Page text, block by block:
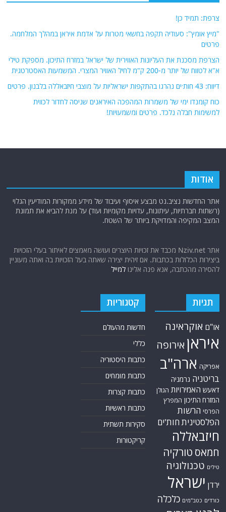
צרפת: תמיד כן!
"מיץ אומץ": סעודיה תקפה בחשאי מטרות על אדמת איראן במהלך המלחמה.
פרטים
הצרפת מסכנת את העליונות האווירית של ישראל במזרח התיכון. מספקת טילי
א"א לטווח של יותר מ-200 ק"מ לחיל האוויר המצרי. המשמעות האסטרטגית
דיווח: 43 חות׳ים נהרגו בהתקפות ישראליות על מוצבי חיזבאללה בלבנון. פרטים
כוח קומנדו ימי של משמרות המהפכה האיראנים שניסה לחדור לכווית
למשימות חבלה נלכד. פרטים ומשמעויות!
אודות
אתר החדשות נציב.נט מבצע איסוף ועיבוד של מידע ממקורות המודיעין הגלוי
(רשתות חברתיות, עיתונות, עדויות מקומיות ועוד) על מנת להביא את תמונת
המצב המקיפה והמדויקת ביותר של השטח.
אתר Nziv.net מכבד את זכויות היוצרים ועושה מאמצים לאיתור בעלי הזכויות
ביצירות הכלולות בכתבות. אם זיהית יצירה שאתה בעל הזכויות בה ואתה מעוניין
להסירה מהכתבה, אנא פנה אלינולמייל
תגיות
או"ם אוקראינה
איראן אירופה
אפריקה ארה"ב
בריטניה גרמניה
דאעש האמירויות הגולן
המזרח התיכון המפרץ
הפרסי הרשות
הפלסטיניתחות'ים
חיזבאללה
חמאס טורקיה
טילים טכנולוגיה
ירדן ישראל
כורדים כטב"מים כלכלה
קטגוריות
חדשות מהעולם
כללי
כתבות היסטוריה
כתבות מומחים
כתבות קצרות
כתבות ראשיות
סקירות תשתית
קריקטורות